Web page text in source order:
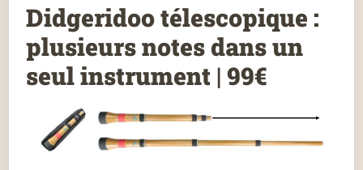
Didgeridoo télescopique :
plusieurs notes dans un
seul instrument | 99€